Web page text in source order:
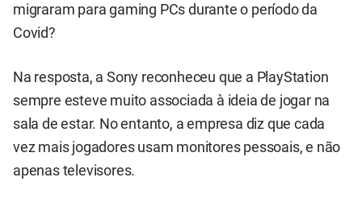
migraram para gaming PCs durante o período da
Covid?
Na resposta, a Sony reconheceu que a PlayStation
sempre esteve muito associada à ideia de jogar na
sala de estar. No entanto, a empresa diz que cada
vez mais jogadores usam monitores pessoais, e não
apenas televisores.